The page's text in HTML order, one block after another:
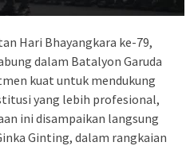
Hari Bhayangkara ke-79,
dalam Batalyon Garuda
kuat untuk mendukung
yang lebih profesional,
ini disampaikan langsung
Ginting, dalam rangkaian